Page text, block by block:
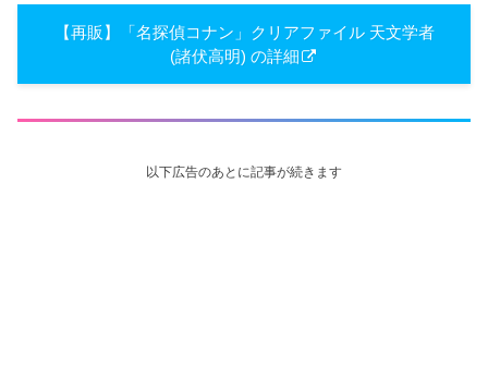
【再販】「名探偵コナン」​クリアファイル 天文学者
(諸伏高明) の詳細
以下広告のあとに記事が続きます